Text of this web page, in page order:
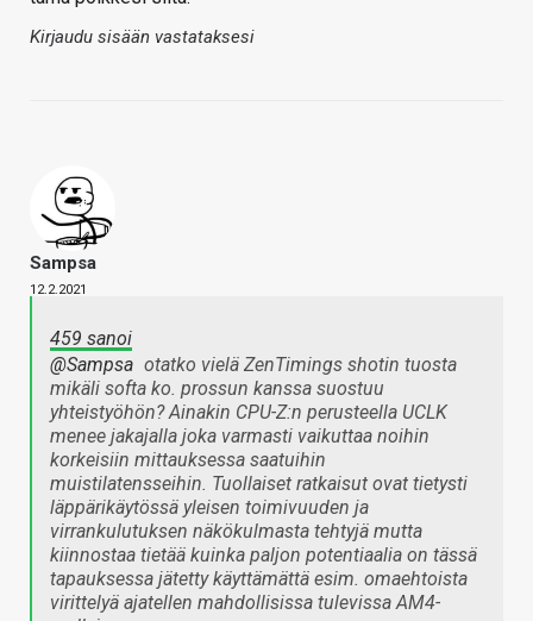
Kirjaudu sisään vastataksesi
Sampsa
12.2.2021
459 sanoi
@Sampsa otatko vielä ZenTimings shotin tuosta
mikäli softa ko. prossun kanssa suostuu
yhteistyöhön? Ainakin CPU-Z:n perusteella UCLK
menee jakajalla joka varmasti vaikuttaa noihin
korkeisiin mittauksessa saatuihin
muistilatensseihin. Tuollaiset ratkaisut ovat tietysti
läppärikäytössä yleisen toimivuuden ja
virrankulutuksen näkökulmasta tehtyjä mutta
kiinnostaa tietää kuinka paljon potentiaalia on tässä
tapauksessa jätetty käyttämättä esim. omaehtoista
virittelyä ajatellen mahdollisissa tulevissa AM4-